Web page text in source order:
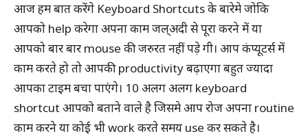
आज हम बात करेंगे Keyboard Shortcuts के बारेमे जोकि
आपको help करेगा अपना काम जल्अदी से पूरा करने में या
आपको बार बार mouse की जरुरत नहीं पड़े गी। आप कंप्यूटर्स में
काम करते हो तो आपकी productivity बढ़ाएगा बहुत ज्यादा
आपका टाइम बचा पाएंगे। 10 अलग अलग keyboard
shortcut आपको बताने वाले है जिसमे आप रोज अपना routine
काम करने या कोई भी work करते समय use कर सकते है।